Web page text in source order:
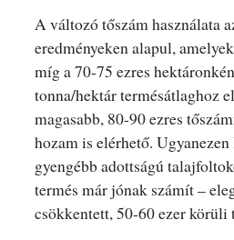
A változó tőszám használata
eredményeken alapul,
míg a 70-75 ezres
tonna/hektár termésátlaghoz
magasabb, 80-90 ezres
hozam is elérhető.
gyengébb adottságú
termés már jónak számít –
csökkentett, 50-60 ezer körüli